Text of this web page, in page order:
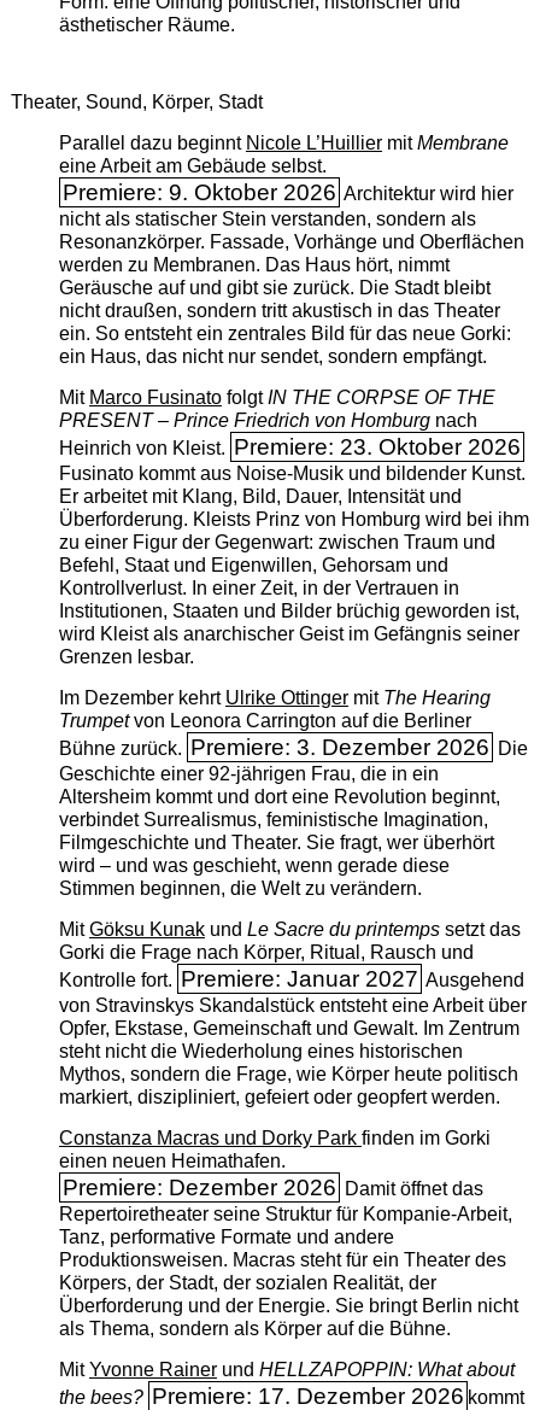
ästhetischer Räume.
Theater, Sound, Körper, Stadt
Parallel dazu beginnt Nicole L’Huilliermit ­Membrane
eine Arbeit am Gebäude selbst.
Premiere: 9. Oktober 2026 Architektur wird hier
nicht als statischer Stein verstanden, sondern als
Resonanzkörper. Fassade, Vorhänge und Oberflächen
werden zu Membranen. Das Haus hört, nimmt
Geräusche auf und gibt sie zurück. Die Stadt bleibt
nicht draußen, sondern tritt akustisch in das Theater
ein. So entsteht ein zentrales Bild für das neue Gorki:
ein Haus, das nicht nur sendet, sondern empfängt.
Mit Marco FusinatofolgtIN THE CORPSE OF THE
PRESENT – Prince Friedrich von Homburgnach
Heinrich von Kleist. Premiere: 23. Oktober 2026
Fusinato kommt aus Noise-Musik und bildender Kunst.
Er arbeitet mit Klang, Bild, Dauer, Intensität und
Überforderung. Kleists Prinz von Homburg wird bei ihm
zu einer Figur der Gegenwart: zwischen Traum und
Befehl, Staat und Eigenwillen, Gehorsam und
Kontrollverlust. In einer Zeit, in der Vertrauen in
Institutionen, Staaten und Bilder brüchig geworden ist,
wird Kleist als anarchischer Geist im Gefängnis seiner
Grenzen lesbar.
Im Dezember kehrt Ulrike Ottingermit The ­Hearing
Trumpetvon Leonora Carrington auf die Berliner
Bühne zurück. Premiere: 3. Dezember 2026 Die
Geschichte einer 92-jährigen Frau, die in ein
Altersheim kommt und dort eine Revolution beginnt,
verbindet Surrealismus, feministische Imagination,
Filmgeschichte und Theater. Sie fragt, wer überhört
wird – und was geschieht, wenn gerade diese
Stimmen beginnen, die Welt zu verändern.
MitGöksu Kunakund Le Sacre du printempssetzt das
Gorki die Frage nach Körper, Ritual, Rausch und
Kontrolle fort. Premiere: Januar 2027 Ausgehend
von Stravinskys Skandalstück entsteht eine Arbeit über
Opfer, Ekstase, Gemeinschaft und Gewalt. Im Zentrum
steht nicht die Wiederholung eines historischen
Mythos, sondern die Frage, wie Körper heute politisch
markiert, diszipliniert, gefeiert oder geopfert werden.
Constanza Macras und Dorky Park finden im Gorki
einen neuen Heimathafen.
Premiere: Dezember 2026 Damit öffnet das
Repertoiretheater seine Struktur für Kompanie-Arbeit,
Tanz, performative Formate und andere
Produktionsweisen. Macras steht für ein Theater des
Körpers, der Stadt, der sozialen Realität, der
Überforderung und der Energie. Sie bringt Berlin nicht
als Thema, sondern als Körper auf die Bühne.
MitYvonne Rainerund HELLZAPOPPIN: What about
the bees? Premiere: 17. Dezember 2026 kommt